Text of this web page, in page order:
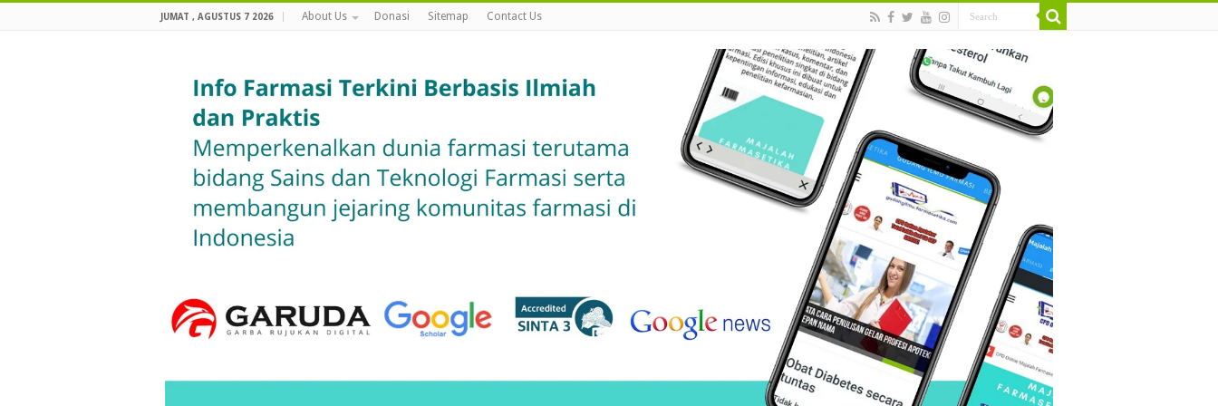
JUMAT , AGUSTUS 7 2026 About Us Donasi Sitemap Contact Us